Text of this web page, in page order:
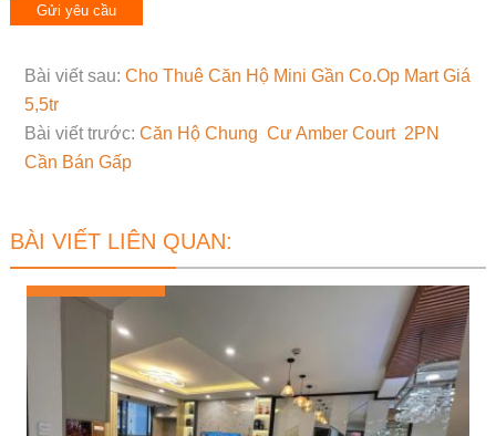
Bài viết sau: Cho Thuê Căn Hộ Mini Gần Co.Op Mart Giá
5,5tr
Bài viết trước: Căn Hộ Chung Cư Amber Court 2PN
Cần Bán Gấp
BÀI VIẾT LIÊN QUAN: